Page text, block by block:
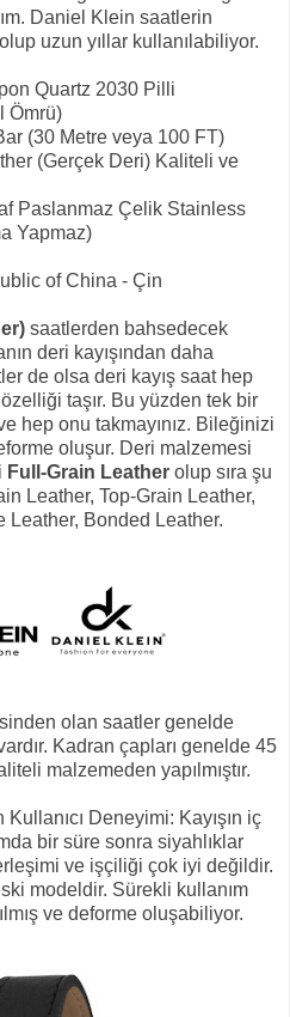
Daniel Klein saatlerin
uzun yıllar kullanılabiliyor.
Quartz 2030 Pilli
Ömrü)
(30 Metre veya 100 FT)
(Gerçek Deri) Kaliteli ve
Paslanmaz Çelik Stainless
Yapmaz)
of China - Çin
saatlerden bahsedecek
deri kayışından daha
de olsa deri kayış saat hep
taşır. Bu yüzden tek bir
hep onu takmayınız. Bileğinizi
oluşur. Deri malzemesi
Full-Grain Leather olup sıra şu
Leather, Top-Grain Leather,
Leather, Bonded Leather.
olan saatler genelde
Kadran çapları genelde 45
malzemeden yapılmıştır.
Kullanıcı Deneyimi: Kayışın iç
bir süre sonra siyahlıklar
ve işçiliği çok iyi değildir.
modeldir. Sürekli kullanım
ve deforme oluşabiliyor.